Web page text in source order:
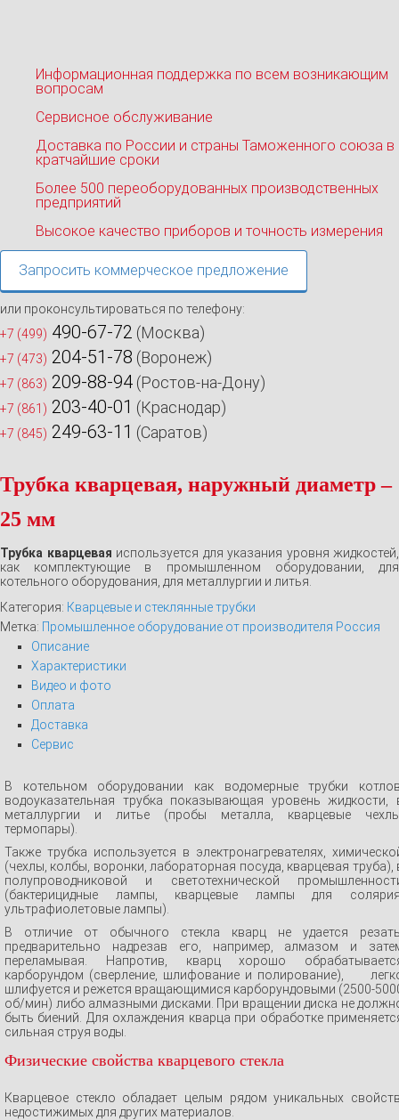
Информационная поддержка по всем возникающим
вопросам
Сервисное обслуживание
Доставка по России и страны Таможенного союза в
кратчайшие сроки
Более 500 переоборудованных производственных
предприятий
Высокое качество приборов и точность измерения
Запросить коммерческое предложение
или проконсультироваться по телефону:
+7 (499) 490-67-72 (Москва)
+7 (473) 204-51-78 (Воронеж)
+7 (863) 209-88-94 (Ростов-на-Дону)
+7 (861) 203-40-01 (Краснодар)
+7 (845) 249-63-11 (Саратов)
Трубка кварцевая, наружный диаметр –
25 мм
Трубка кварцевая используется для указания уровня жидкостей,
как комплектующие в промышленном оборудовании, для
котельного оборудования, для металлургии и литья.
Категория: Кварцевые и стеклянные трубки
Метка: Промышленное оборудование от производителя Россия
Описание
Характеристики
Видео и фото
Оплата
Доставка
Сервис
В котельном оборудовании как водомерные трубки
водоуказательная трубка показывающая уровень жидкости,
металлургии и литье (пробы металла, кварцевые
термопары).
Также трубка используется в электронагревателях,
(чехлы, колбы, воронки, лабораторная посуда, кварцевая труба),
полупроводниковой и светотехнической
(бактерицидные лампы, кварцевые лампы для
ультрафиолетовые лампы).
В отличие от обычного стекла кварц не удается
предварительно надрезав его, например, алмазом и
переламывая. Напротив, кварц хорошо
карборундом (сверление, шлифование и полирование),
шлифуется и режется вращающимися карборундовыми (2500-
об/мин) либо алмазными дисками. При вращении диска не
быть биений. Для охлаждения кварца при обработке
сильная струя воды.
Физические свойства кварцевого стекла
Кварцевое стекло обладает целым рядом уникальных
недостижимых для других материалов.